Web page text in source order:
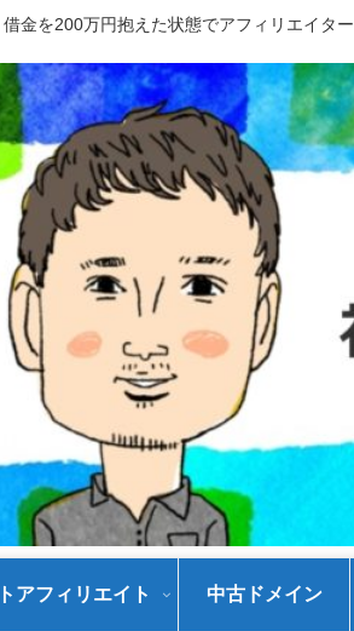
借金を200万円抱えた状態でアフィリエイタ
アフィリエイト 中古ドメイン